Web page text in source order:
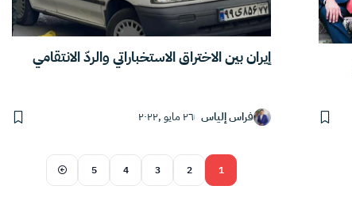
إيران بين الاختراق الاستخباراتي والردّ الانتقامي
فراس إلياس ٢٦ مايو ,٢٠٢٢
1
2
3
4
5